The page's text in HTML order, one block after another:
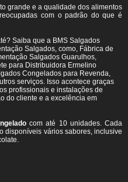
grande e a qualidade dos alimentos
com o padrão do que é
Saiba que a BMS Salgados
Salgados, como, Fábrica de
Salgados Guarulhos,
para Distribuidora Ermelino
Congelados para Revenda,
serviços. Isso acontece graças
profissionais e instalações de
do cliente e a excelência em
com até 10 unidades. Cada
disponíveis vários sabores, inclusive